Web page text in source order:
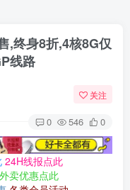
,终身8折,4核8G仅
线路
关注
0 546 0
24H线报点此
外卖优惠点此